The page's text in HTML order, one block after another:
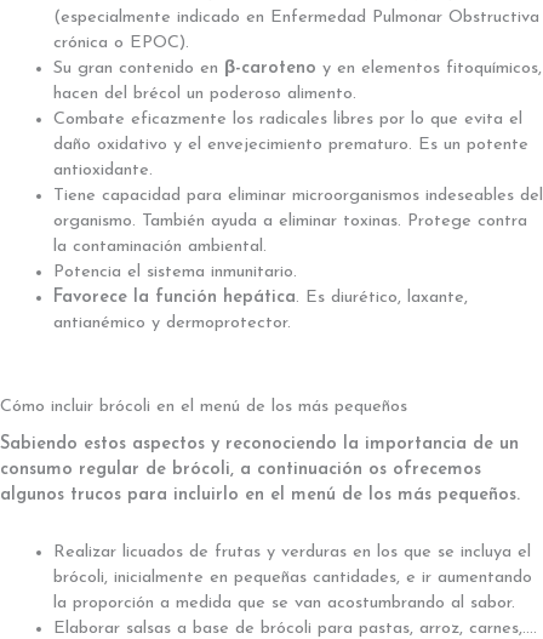
(especialmente indicado en Enfermedad Pulmonar Obstructiva
crónica o EPOC).
Su gran contenido en β-caroteno y en elementos fitoquímicos,
hacen del brécol un poderoso alimento.
Combate eficazmente los radicales libres por lo que evita el
daño oxidativo y el envejecimiento prematuro. Es un potente
antioxidante.
Tiene capacidad para eliminar microorganismos indeseables del
organismo. También ayuda a eliminar toxinas. Protege contra
la contaminación ambiental.
Potencia el sistema inmunitario.
Favorece la función hepática. Es diurético, laxante,
antianémico y dermoprotector.
Cómo incluir brócoli en el menú de los más pequeños
Sabiendo estos aspectos y reconociendo la importancia de un
consumo regular de brócoli, a continuación os ofrecemos
algunos trucos para incluirlo en el menú de los más pequeños.
Realizar licuados de frutas y verduras en los que se incluya el
brócoli, inicialmente en pequeñas cantidades, e ir aumentando
la proporción a medida que se van acostumbrando al sabor.
Elaborar salsas a base de brócoli para pastas, arroz, carnes,….